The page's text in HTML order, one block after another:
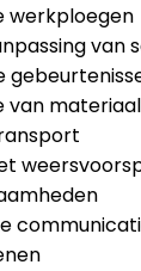
werkploegen
van
van